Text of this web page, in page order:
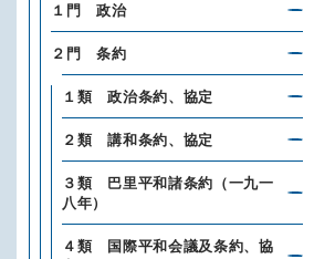
１門 政治
２門 条約
１類 政治条約、協定
２類 講和条約、協定
３類 巴里平和諸条約（一九一
八年）
４類 国際平和会議及条約、協